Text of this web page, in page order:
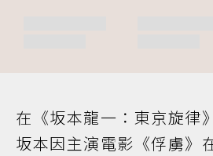
在《坂本龍一：東京旋律
坂本因主演電影《俘虜》